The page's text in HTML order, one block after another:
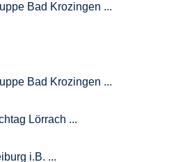
Bad Krozingen ...
Bad Krozingen ...
Lörrach ...
i.B. ...